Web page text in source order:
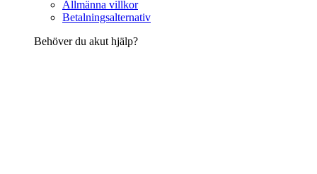
Allmänna villkor
Betalningsalternativ
Behöver du akut hjälp?